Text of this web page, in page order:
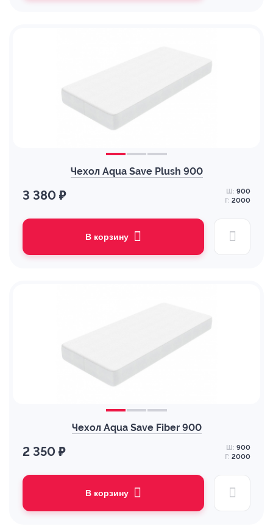
Чехол Aqua Save Plush 900
3 380 ₽ Ш: 900
Г: 2000
В корзину
Чехол Aqua Save Fiber 900
2 350 ₽ Ш: 900
Г: 2000
В корзину